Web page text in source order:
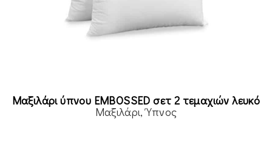
Read more
Μαξιλάρι διακοσμητικό πικέ με φερμουάρ 35×50
Σιέλ
Διακόσμηση Μαξιλάρι